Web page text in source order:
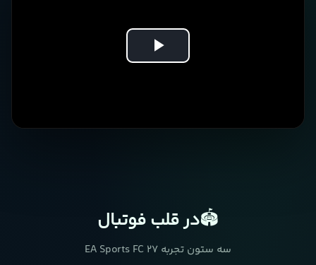
Play
🏟️در قلب فوتبال
سه ستون تجربه EA Sports FC 27